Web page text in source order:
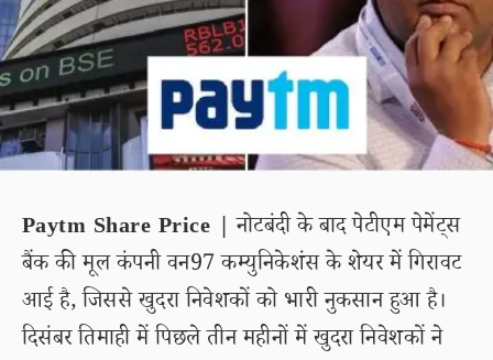
Paytm Share Price | नोटबंदी के बाद पेटीएम पेमेंट्स
बैंक की मूल कंपनी वन97 कम्युनिकेशंस के शेयर में गिरावट
आई है, जिससे खुदरा निवेशकों को भारी नुकसान हुआ है।
दिसंबर तिमाही में पिछले तीन महीनों में खुदरा निवेशकों ने